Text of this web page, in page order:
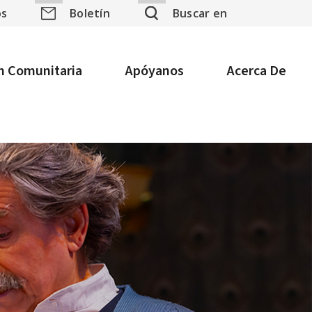
Boletín Buscar en
Comunitaria Apóyanos Acerca De